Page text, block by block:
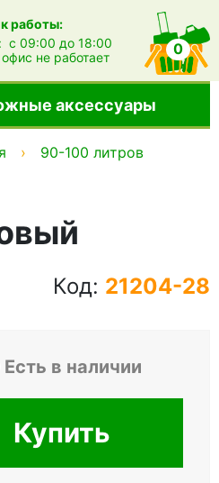
работы:
с 09:00 до 18:00
офис не работает 0
аксессуары
90-100 литров
Код: 21204-28
Есть в наличии
Купить